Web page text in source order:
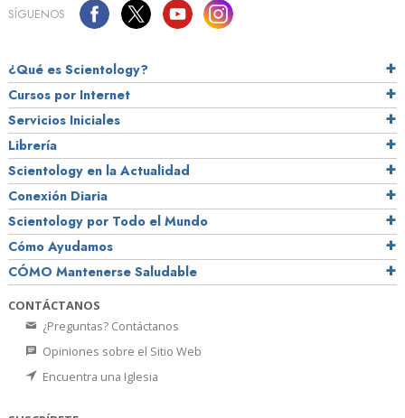
SÍGUENOS
¿Qué es Scientology?
Cursos por Internet
Servicios Iniciales
Librería
Scientology en la Actualidad
Conexión Diaria
Scientology por Todo el Mundo
Cómo Ayudamos
CÓMO Mantenerse Saludable
CONTÁCTANOS
¿Preguntas? Contáctanos
Opiniones sobre el Sitio Web
Encuentra una Iglesia